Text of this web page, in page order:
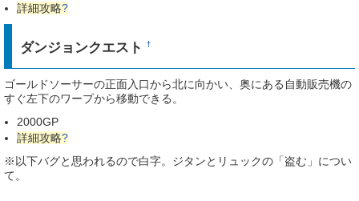
詳細攻略?
ダンジョンクエスト†
ゴールドソーサーの正面入口から北に向かい、奥にある自動販売機の
すぐ左下のワープから移動できる。
2000GP
詳細攻略?
※以下バグと思われるので白字。ジタンとリュックの「盗む」につい
て。